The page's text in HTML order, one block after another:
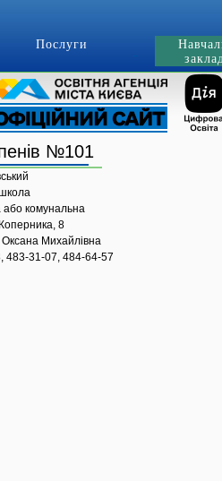
Послуги
№101
комунальна
8
Михайлівна
483-31-07, 484-64-57